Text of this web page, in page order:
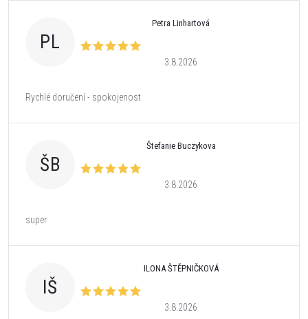
PL
Petra Linhartová
3.8.2026
Rychlé doručení - spokojenost
ŠB
Štefanie Buczykova
3.8.2026
super
IŠ
ILONA ŠTĚPNIČKOVÁ
3.8.2026